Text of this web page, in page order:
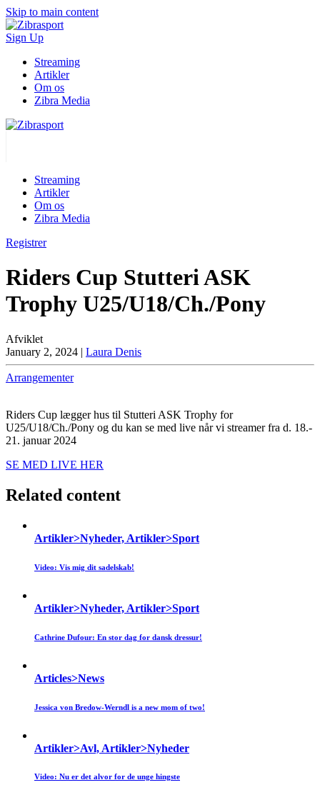
Skip to main content
Sign Up
Streaming
Artikler
Om os
Zibra Media
Streaming
Artikler
Om os
Zibra Media
Registrer
Riders Cup Stutteri ASK
Trophy U25/U18/Ch./Pony
Afviklet
January 2, 2024 | Laura Denis
Arrangementer
Riders Cup lægger hus til Stutteri ASK Trophy for
U25/U18/Ch./Pony og du kan se med live når vi streamer fra d. 18.-
21. januar 2024
SE MED LIVE HER
Related content
Artikler>Nyheder, Artikler>Sport
Video: Vis mig dit sadelskab!
Artikler>Nyheder, Artikler>Sport
Cathrine Dufour: En stor dag for dansk dressur!
Articles>News
Jessica von Bredow-Werndl is a new mom of two!
Artikler>Avl, Artikler>Nyheder
Video: Nu er det alvor for de unge hingste